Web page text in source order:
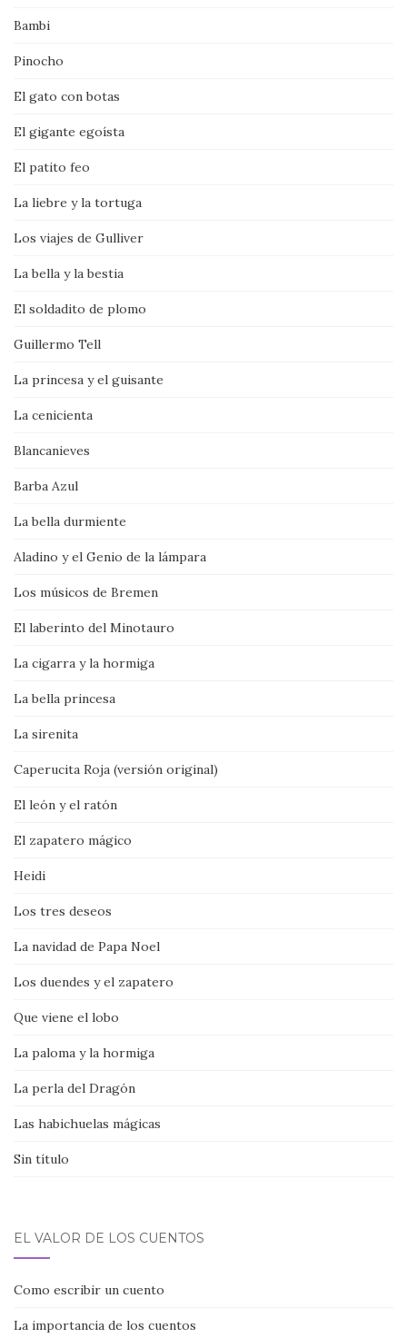
Bambi
Pinocho
El gato con botas
El gigante egoísta
El patito feo
La liebre y la tortuga
Los viajes de Gulliver
La bella y la bestia
El soldadito de plomo
Guillermo Tell
La princesa y el guisante
La cenicienta
Blancanieves
Barba Azul
La bella durmiente
Aladino y el Genio de la lámpara
Los músicos de Bremen
El laberinto del Minotauro
La cigarra y la hormiga
La bella princesa
La sirenita
Caperucita Roja (versión original)
El león y el ratón
El zapatero mágico
Heidi
Los tres deseos
La navidad de Papa Noel
Los duendes y el zapatero
Que viene el lobo
La paloma y la hormiga
La perla del Dragón
Las habichuelas mágicas
Sin título
EL VALOR DE LOS CUENTOS
Como escribir un cuento
La importancia de los cuentos